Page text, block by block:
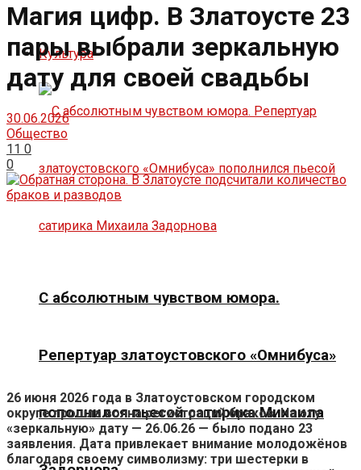
Культура
С абсолютным чувством юмора.
Репертуар златоустовского «Омнибуса»
пополнился пьесой сатирика Михаила
Магия цифр. В Златоусте 23
пары выбрали зеркальную
дату для своей свадьбы
30.06.2026
Общество
11 0
0
26 июня 2026 года в Златоустовском городском
округе прошла волна регистраций браков. На эту
«зеркальную» дату — 26.06.26 — было подано 23
заявления. Дата привлекает внимание молодожёнов
благодаря своему символизму: три шестерки в